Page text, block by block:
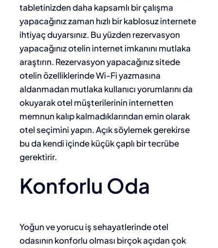
tabletinizden daha kapsamlı bir çalışma
yapacağınız zaman hızlı bir kablosuz internete
ihtiyaç duyarsınız. Bu yüzden rezervasyon
yapacağınız otelin internet imkanını mutlaka
araştırın. Rezervasyon yapacağınız sitede
otelin özelliklerinde Wi-Fi yazmasına
aldanmadan mutlaka kullanıcı yorumlarını da
okuyarak otel müşterilerinin internetten
memnun kalıp kalmadıklarından emin olarak
otel seçimini yapın. Açık söylemek gerekirse
bu da kendi içinde küçük çaplı bir tecrübe
gerektirir.
Konforlu Oda
Yoğun ve yorucu iş sehayatlerinde otel
odasının konforlu olması birçok açıdan çok